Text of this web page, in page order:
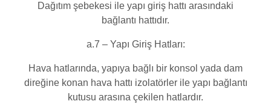
Dağıtım şebekesi ile yapı giriş hattı arasındaki
bağlantı hattıdır.
a.7 – Yapı Giriş Hatları:
Hava hatlarında, yapıya bağlı bir konsol yada dam
direğine konan hava hattı izolatörler ile yapı bağlantı
kutusu arasına çekilen hatlardır.